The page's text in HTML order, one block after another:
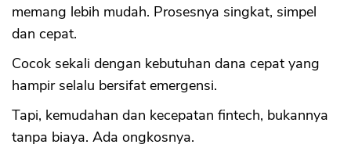
memang lebih mudah. Prosesnya singkat, simpel
dan cepat.
Cocok sekali dengan kebutuhan dana cepat yang
hampir selalu bersifat emergensi.
Tapi, kemudahan dan kecepatan fintech, bukannya
tanpa biaya. Ada ongkosnya.